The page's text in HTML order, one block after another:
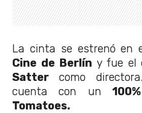
La cinta se estrenó en
Cine de Berlín y fue el
Satter como
cuenta con un
Tomatoes.